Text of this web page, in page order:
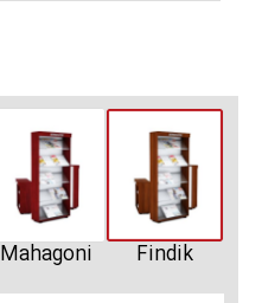
Findik
Mahagoni